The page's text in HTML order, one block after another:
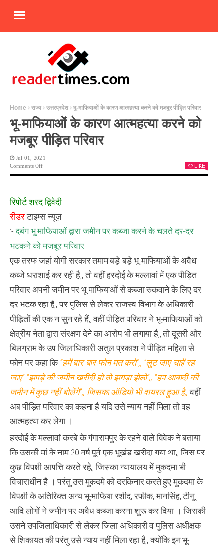
Home राज्य उत्तरप्रदेश भू-माफियाओं के कारण आत्महत्या करने को मजबूर पीड़ित परिवार
भू-माफियाओं के कारण आत्महत्या करने को
मजबूर पीड़ित परिवार
Jul 01, 2021
Comments OffOn
कारण
आत्महत्या
को
मजबूर
पीड़ित
परिवार
LIKE
रिपोर्ट शरद द्विवेदी
रीडरटाइम्स न्यूज़
:-दबंग भू माफियाओं द्वारा जमीन पर कब्जा करने के चलते दर-दर
भटकने को मजबूर परिवार
एक तरफ जहां योगी सरकार तमाम बड़े-बड़े भू-माफियाओं के अवैध
कब्जे धराशाई कर रही है,, तो वहीं हरदोई के मल्लावां में एक पीड़ित
परिवार अपनी जमीन पर भू-माफियाओं से कब्जा रुकवाने के लिए दर-
दर भटक रहा है,, पर पुलिस से लेकर राजस्व विभाग के अधिकारी
पीड़ितों की एक न सुन रहे हैं,, वहीं पीड़ित परिवार ने भू-माफियाओं को
क्षेत्रीय नेता द्वारा संरक्षण देने का आरोप भी लगाया है,, तो दूसरी ओर
बिलग्राम के उप जिलाधिकारी अतुल प्रकाश ने पीड़ित महिला से
फोन पर कहा कि“हमें बार-बार फोन मत करो”,, “लुट जाए चाहें रह
जाए” “झगड़े की जमीन खरीदी हो तो झगड़ा झेलो”,, “हम आबादी की
जमीन में कुछ नहीं बोलेंगे”,, जिसका ऑडियो भी वायरल हुआ है,, वहीं
अब पीड़ित परिवार का कहना है यदि उसे न्याय नहीं मिला तो वह
आत्महत्या कर लेगा ।
हरदोई के मल्लावां कस्बे के गंगारामपुर के रहने वाले विवेक ने बताया
कि उसकी मां के नाम 20 वर्ष पूर्व एक भूखंड खरीदा गया था,, जिस पर
कुछ विपक्षी आपत्ति करते रहे,, जिसका न्यायालय में मुकदमा भी
विचाराधीन है । परंतु उस मुकदमे को दरकिनार करते हुए मुकदमा के
विपक्षी के अतिरिक्त अन्य भू-माफिया रशीद, रफीक, मानसिंह, टीनू
आदि लोगों ने जमीन पर अवैध कब्जा करना शुरू कर दिया । जिसकी
उसने उपजिलाधिकारी से लेकर जिला अधिकारी व पुलिस अधीक्षक
से शिकायत की परंतु उसे न्याय नहीं मिला रहा है,, क्योंकि इन भू-